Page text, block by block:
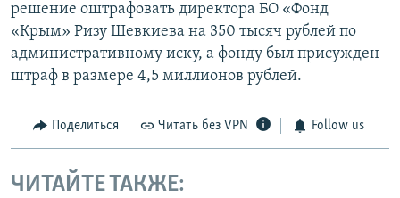
решение оштрафовать директора БО «Фонд
«Крым» Ризу Шевкиева на 350 тысяч рублей по
административному иску, а фонду был присужден
штраф в размере 4,5 миллионов рублей.
Поделиться Читать без VPN Follow us
ЧИТАЙТЕ ТАКЖЕ: